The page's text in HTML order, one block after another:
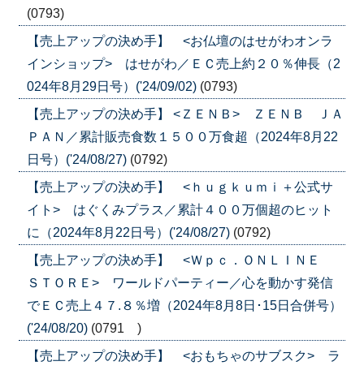
(0793)
【売上アップの決め手】 <お仏壇のはせがわオンラ
インショップ> はせがわ／ＥＣ売上約２０％伸長（2
024年8月29日号）('24/09/02) (0793)
【売上アップの決め手】 <ＺＥＮＢ> ＺＥＮＢ ＪＡ
ＰＡＮ／累計販売食数１５００万食超（2024年8月22
日号）('24/08/27) (0792)
【売上アップの決め手】 <ｈｕｇｋｕｍｉ＋公式サ
イト> はぐくみプラス／累計４００万個超のヒット
に（2024年8月22日号）('24/08/27) (0792)
【売上アップの決め手】 <Ｗｐｃ．ＯＮＬＩＮＥ
ＳＴＯＲＥ> ワールドパーティー／心を動かす発信
でＥＣ売上４７.８％増（2024年8月8日･15日合併号）
('24/08/20) (0791 )
【売上アップの決め手】 <おもちゃのサブスク> ラ